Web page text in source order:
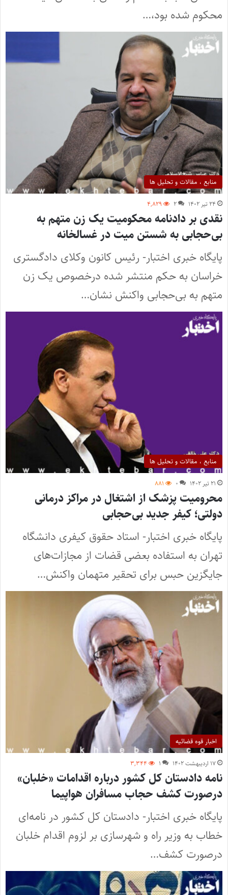
محکوم شده بود،…
منابع ، مقالات و تحلیل ها
۲۴ تیر ۱۴۰۲ ۲ ۴,۸۲۹
نقدی بر دادنامه محکومیت یک زن متهم به
بی‌حجابی به شستن میت در غسالخانه
پایگاه خبری اختبار- رئیس کانون وکلای دادگستری
خراسان به حکم منتشر شده درخصوص یک زن
متهم به بی‌حجابی واکنش نشان…
منابع ، مقالات و تحلیل ها
۲۱ تیر ۱۴۰۲ ۰ ۸۸۱
محرومیت پزشک از اشتغال در مراکز درمانی
دولتی؛ کیفر جدید بی‌حجابی
پایگاه خبری اختبار- استاد حقوق کیفری دانشگاه
تهران به استفاده بعضی قضات از مجازات‌های
جایگزین حبس برای تحقیر متهمان واکنش…
اخبار قوه قضائیه
۱۷ اردیبهشت ۱۴۰۲ ۱ ۳,۳۴۴
نامه دادستان کل کشور درباره اقدامات «خلبان‌»
درصورت کشف حجاب مسافران هواپیما
پایگاه خبری اختبار- دادستان کل کشور در نامه‌ای
خطاب به وزیر راه و شهرسازی بر لزوم اقدام خلبان‌
درصورت کشف…